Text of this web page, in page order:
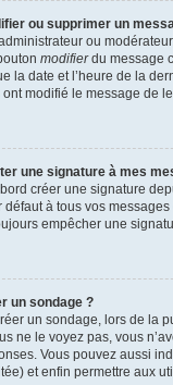
ou supprimer un
ou
modifierdu message
la date et l’heure de la
ont modifié le message de
une signature à mes
créer une signature
à tous vos
empêcher une
un sondage ?
un sondage, lors de la
ne le voyez pas, vous
Vous pouvez aussi
et enfin permettre aux